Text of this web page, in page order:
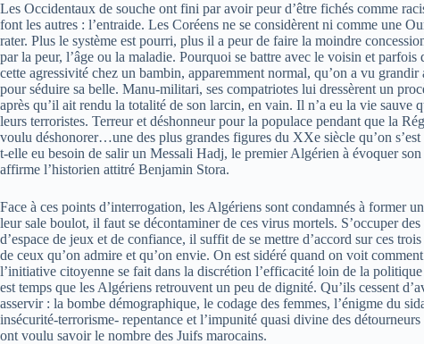
Les Occidentaux de souche ont fini par avoir peur d’être fichés comme
font les autres : l’entraide. Les Coréens ne se considèrent ni comme une
rater. Plus le système est pourri, plus il a peur de faire la moindre
par la peur, l’âge ou la maladie. Pourquoi se battre avec le voisin et
cette agressivité chez un bambin, apparemment normal, qu’on a vu
pour séduire sa belle. Manu-militari, ses compatriotes lui dressèrent un
après qu’il ait rendu la totalité de son larcin, en vain. Il n’a eu la vie sauve
leurs terroristes. Terreur et déshonneur pour la populace pendant que la
voulu déshonorer…une des plus grandes figures du XXe siècle qu’on
t-elle eu besoin de salir un Messali Hadj, le premier Algérien à évoquer
affirme l’historien attitré Benjamin Stora.
Face à ces points d’interrogation, les Algériens sont condamnés à former
leur sale boulot, il faut se décontaminer de ces virus mortels. S’occuper
d’espace de jeux et de confiance, il suffit de se mettre d’accord sur ces
de ceux qu’on admire et qu’on envie. On est sidéré quand on voit
l’initiative citoyenne se fait dans la discrétion l’efficacité loin de la
est temps que les Algériens retrouvent un peu de dignité. Qu’ils cessent
asservir : la bombe démographique, le codage des femmes, l’énigme du
insécurité-terrorisme- repentance et l’impunité quasi divine des
ont voulu savoir le nombre des Juifs marocains.